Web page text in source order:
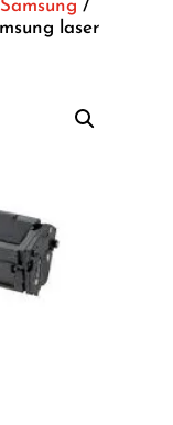
Samsung /
laser